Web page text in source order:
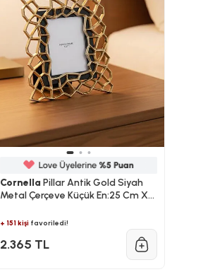
Cornella Pillar Antik Gold Siyah
Metal Çerçeve Küçük En:25 Cm X
+ 151 kişi favoriledi!
2.365 TL